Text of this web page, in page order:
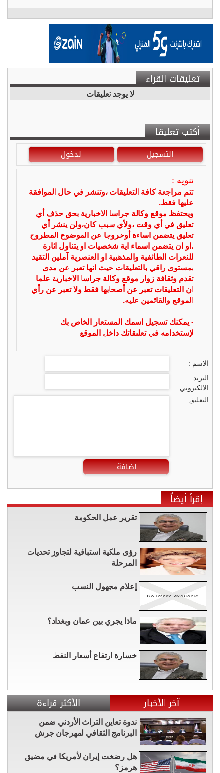
تعليقات القراء
لا يوجد تعليقات
أكتب تعليقا
التسجيل الدخول
تنويه :
تتم مراجعة كافة التعليقات ،وتنشر في حال الموافقة
عليها فقط.
ويحتفظ موقع وكالة جراسا الاخبارية بحق حذف أي
تعليق في أي وقت ،ولأي سبب كان،ولن ينشر أي
تعليق يتضمن اساءة أوخروجا عن الموضوع المطروح
،او ان يتضمن اسماء اية شخصيات او يتناول اثارة
للنعرات الطائفية والمذهبية او العنصرية آملين التقيد
بمستوى راقي بالتعليقات حيث انها تعبر عن مدى
تقدم وثقافة زوار موقع وكالة جراسا الاخبارية علما
ان التعليقات تعبر عن أصحابها فقط ولا تعبر عن رأي
الموقع والقائمين عليه.
- يمكنك تسجيل اسمك المستعار الخاص بك
لإستخدامه في تعليقاتك داخل الموقع
الاسم :
البريد
الالكتروني :
التعليق :
اضافة
إقرأ أيضاً
تقرير عمل الحكومة
رؤى ملكية استباقية لتجاوز تحديات
المرحلة
إعلام مجهول النسب
ماذا يجري بين عمان وبغداد؟
خسارة ارتفاع أسعار النفط
آخر الأخبار الأكثر قراءة
ندوة تعاين التراث الأردني ضمن
البرنامج الثقافي لمهرجان جرش
هل رضخت إيران لأمريكا في مضيق
هرمز؟